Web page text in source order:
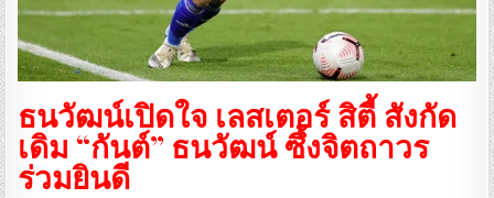
ธนวัฒน์เปิดใจ เลสเตอร์ สิตี้ สังกัด
เดิม “กันต์” ธนวัฒน์ ซึ้งจิตถาวร
ร่วมยินดี